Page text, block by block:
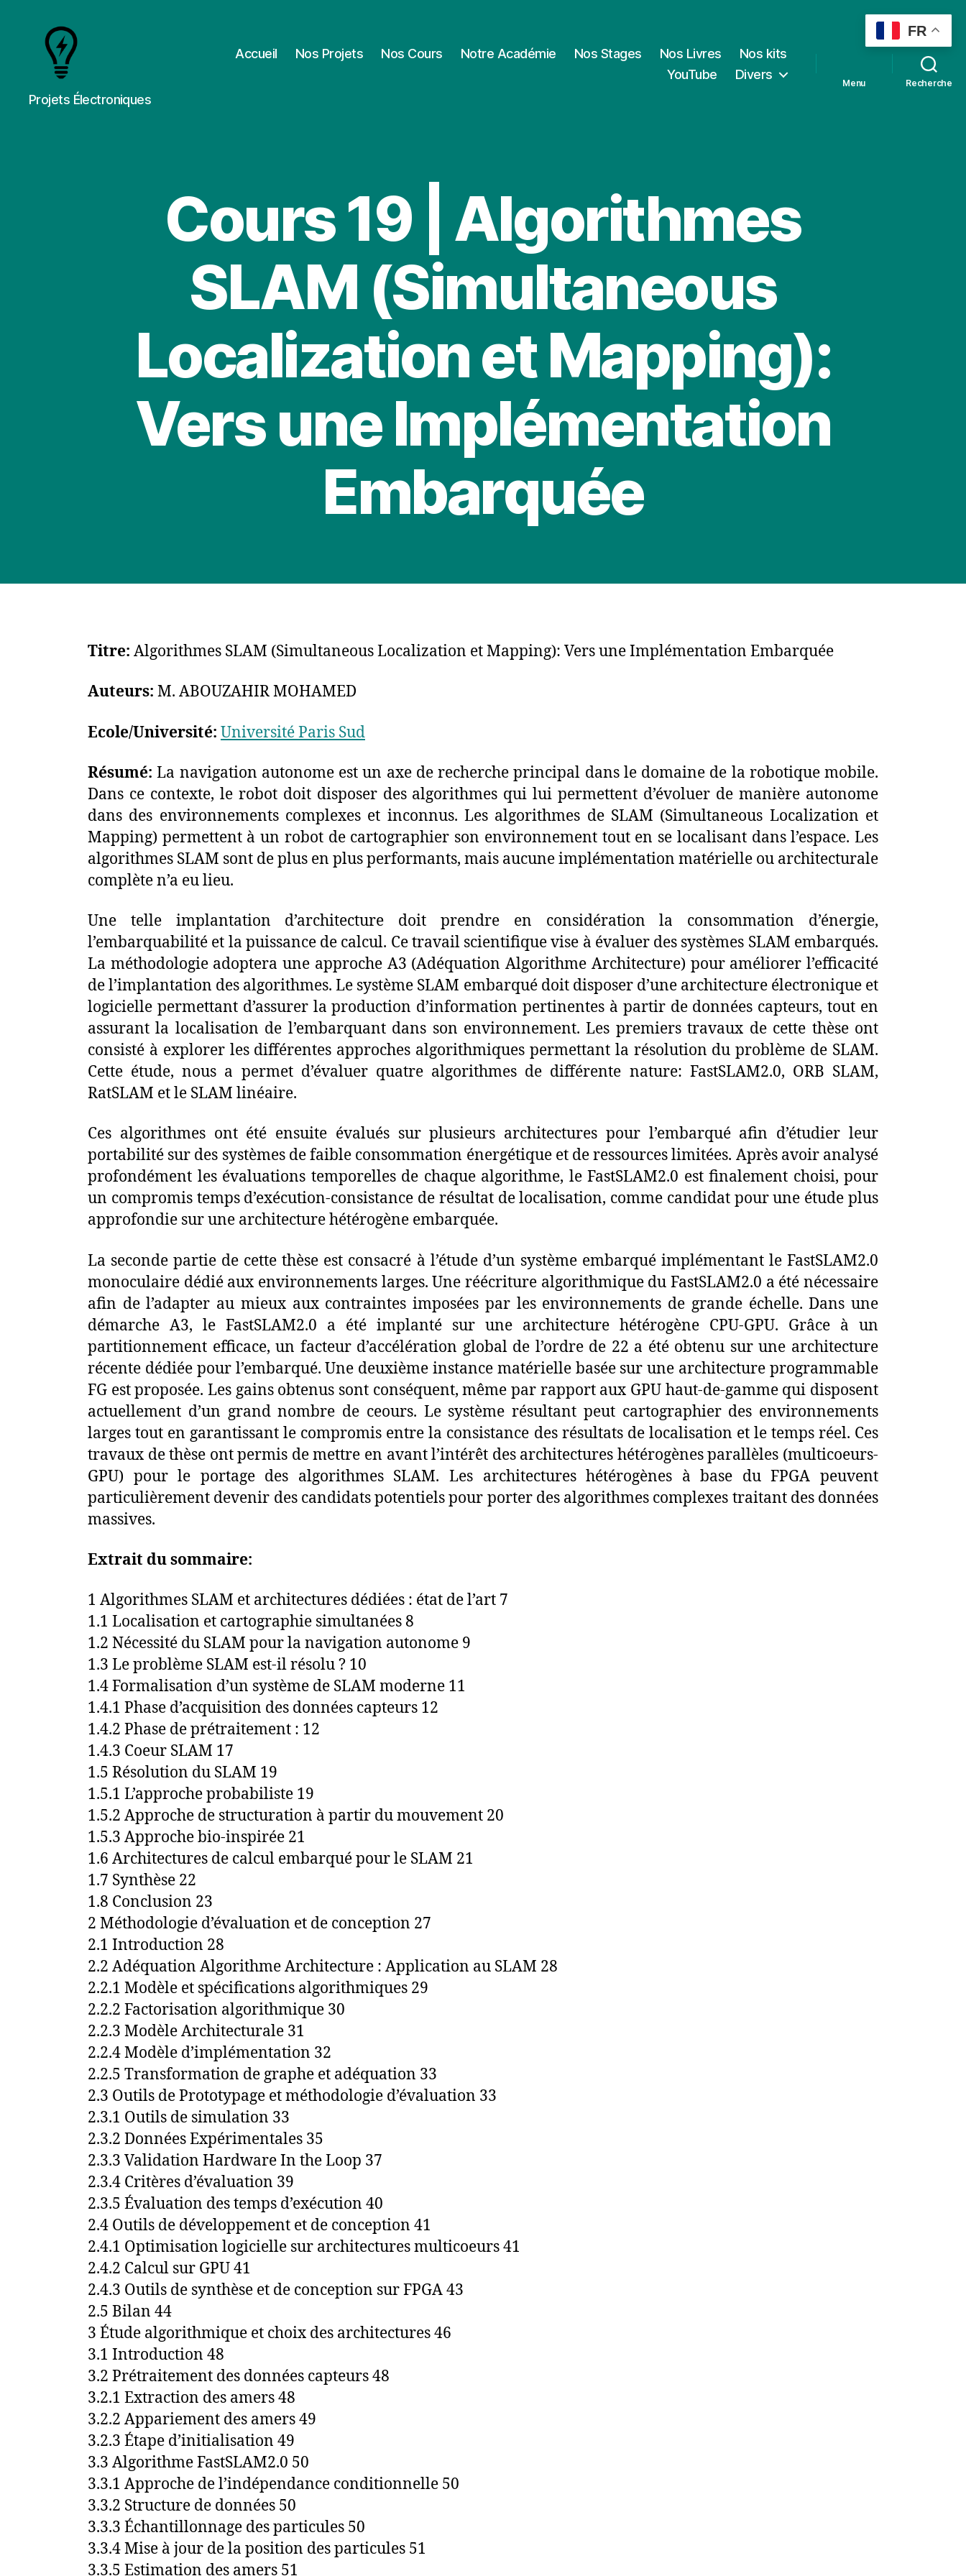
Cours
&
Projets Électroniques
Accueil Nos Projets Nos Cours Notre Académie Nos Stages Nos Livres
Nos kits
YouTube
Divers
Menu Recherche
Cours 19 | Algorithmes
SLAM (Simultaneous
Localization et Mapping):
Vers une Implémentation
Embarquée
Titre: Algorithmes SLAM (Simultaneous Localization et Mapping): Vers une Implémentation Embarquée
Auteurs: M. ABOUZAHIR MOHAMED
Ecole/Université: Université Paris Sud
Résumé:La navigation autonome est un axe de recherche principal dans le domaine de la robotique mobile.
Dans ce contexte, le robot doit disposer des algorithmes qui lui permettent d’évoluer de manière autonome
dans des environnements complexes et inconnus. Les algorithmes de SLAM (Simultaneous Localization et
Mapping) permettent à un robot de cartographier son environnement tout en se localisant dans l’espace. Les
algorithmes SLAM sont de plus en plus performants, mais aucune implémentation matérielle ou architecturale
complète n’a eu lieu.
Une telle implantation d’architecture doit prendre en considération la consommation d’énergie,
l’embarquabilité et la puissance de calcul. Ce travail scientifique vise à évaluer des systèmes SLAM embarqués.
La méthodologie adoptera une approche A3 (Adéquation Algorithme Architecture) pour améliorer l’efficacité
de l’implantation des algorithmes. Le système SLAM embarqué doit disposer d’une architecture électronique et
logicielle permettant d’assurer la production d’information pertinentes à partir de données capteurs, tout en
assurant la localisation de l’embarquant dans son environnement. Les premiers travaux de cette thèse ont
consisté à explorer les différentes approches algorithmiques permettant la résolution du problème de SLAM.
Cette étude, nous a permet d’évaluer quatre algorithmes de différente nature: FastSLAM2.0, ORB SLAM,
RatSLAM et le SLAM linéaire.
Ces algorithmes ont été ensuite évalués sur plusieurs architectures pour l’embarqué afin d’étudier leur
portabilité sur des systèmes de faible consommation énergétique et de ressources limitées. Après avoir analysé
profondément les évaluations temporelles de chaque algorithme, le FastSLAM2.0 est finalement choisi, pour
un compromis temps d’exécution-consistance de résultat de localisation, comme candidat pour une étude plus
approfondie sur une architecture hétérogène embarquée.
La seconde partie de cette thèse est consacré à l’étude d’un système embarqué implémentant le FastSLAM2.0
monoculaire dédié aux environnements larges. Une réécriture algorithmique du FastSLAM2.0 a été nécessaire
afin de l’adapter au mieux aux contraintes imposées par les environnements de grande échelle. Dans une
démarche A3, le FastSLAM2.0 a été implanté sur une architecture hétérogène CPU-GPU. Grâce à un
partitionnement efficace, un facteur d’accélération global de l’ordre de 22 a été obtenu sur une architecture
récente dédiée pour l’embarqué. Une deuxième instance matérielle basée sur une architecture programmable
FG est proposée. Les gains obtenus sont conséquent, même par rapport aux GPU haut-de-gamme qui disposent
actuellement d’un grand nombre de ceours. Le système résultant peut cartographier des environnements
larges tout en garantissant le compromis entre la consistance des résultats de localisation et le temps réel. Ces
travaux de thèse ont permis de mettre en avant l’intérêt des architectures hétérogènes parallèles (multicoeurs-
GPU) pour le portage des algorithmes SLAM. Les architectures hétérogènes à base du FPGA peuvent
particulièrement devenir des candidats potentiels pour porter des algorithmes complexes traitant des données
massives.
Extrait du sommaire:
1 Algorithmes SLAM et architectures dédiées : état de l’art 7
1.1 Localisation et cartographie simultanées 8
1.2 Nécessité du SLAM pour la navigation autonome 9
1.3 Le problème SLAM est-il résolu ? 10
1.4 Formalisation d’un système de SLAM moderne 11
1.4.1 Phase d’acquisition des données capteurs 12
1.4.2 Phase de prétraitement : 12
1.4.3 Coeur SLAM 17
1.5 Résolution du SLAM 19
1.5.1 L’approche probabiliste 19
1.5.2 Approche de structuration à partir du mouvement 20
1.5.3 Approche bio-inspirée 21
1.6 Architectures de calcul embarqué pour le SLAM 21
1.7 Synthèse 22
1.8 Conclusion 23
2 Méthodologie d’évaluation et de conception 27
2.1 Introduction 28
2.2 Adéquation Algorithme Architecture : Application au SLAM 28
2.2.1 Modèle et spécifications algorithmiques 29
2.2.2 Factorisation algorithmique 30
2.2.3 Modèle Architecturale 31
2.2.4 Modèle d’implémentation 32
2.2.5 Transformation de graphe et adéquation 33
2.3 Outils de Prototypage et méthodologie d’évaluation 33
2.3.1 Outils de simulation 33
2.3.2 Données Expérimentales 35
2.3.3 Validation Hardware In the Loop 37
2.3.4 Critères d’évaluation 39
2.3.5 Évaluation des temps d’exécution 40
2.4 Outils de développement et de conception 41
2.4.1 Optimisation logicielle sur architectures multicoeurs 41
2.4.2 Calcul sur GPU 41
2.4.3 Outils de synthèse et de conception sur FPGA 43
2.5 Bilan 44
3 Étude algorithmique et choix des architectures 46
3.1 Introduction 48
3.2 Prétraitement des données capteurs 48
3.2.1 Extraction des amers 48
3.2.2 Appariement des amers 49
3.2.3 Étape d’initialisation 49
3.3 Algorithme FastSLAM2.0 50
3.3.1 Approche de l’indépendance conditionnelle 50
3.3.2 Structure de données 50
3.3.3 Échantillonnage des particules 50
3.3.4 Mise à jour de la position des particules 51
3.3.5 Estimation des amers 51
FR